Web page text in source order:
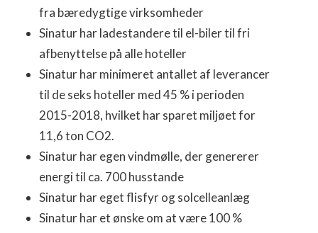
fra bæredygtige virksomheder
Sinatur har ladestandere til el-biler til fri
afbenyttelse på alle hoteller
Sinatur har minimeret antallet af leverancer
til de seks hoteller med 45 % i perioden
2015-2018, hvilket har sparet miljøet for
11,6 ton CO2.
Sinatur har egen vindmølle, der genererer
energi til ca. 700 husstande
Sinatur har eget flisfyr og solcelleanlæg
Sinatur har et ønske om at være 100 %